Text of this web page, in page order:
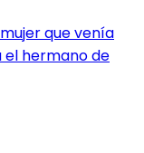
que venía
hermano de